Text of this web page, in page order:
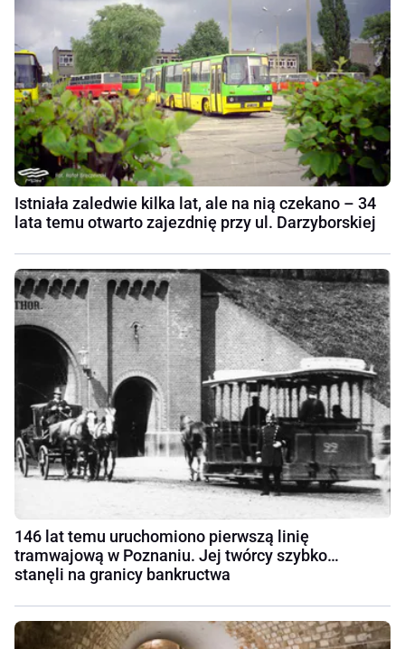
Istniała zaledwie kilka lat, ale na nią czekano – 34
lata temu otwarto zajezdnię przy ul. Darzyborskiej
146 lat temu uruchomiono pierwszą linię
tramwajową w Poznaniu. Jej twórcy szybko…
stanęli na granicy bankructwa